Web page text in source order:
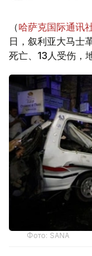
（哈萨克国际通讯
日，叙利亚大马士
死亡、13人受伤，
Фото: SANA